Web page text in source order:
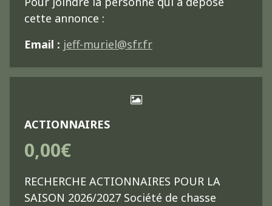
cette annonce :
Email : jeff-muriel@sfr.fr
ACTIONNAIRES
0,00€
RECHERCHE ACTIONNAIRES POUR LA
SAISON 2026/2027 Société de chasse